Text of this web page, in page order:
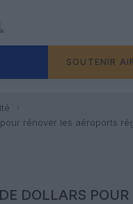
SOUTENIR
rénover les aéroports
DOLLARS POUR